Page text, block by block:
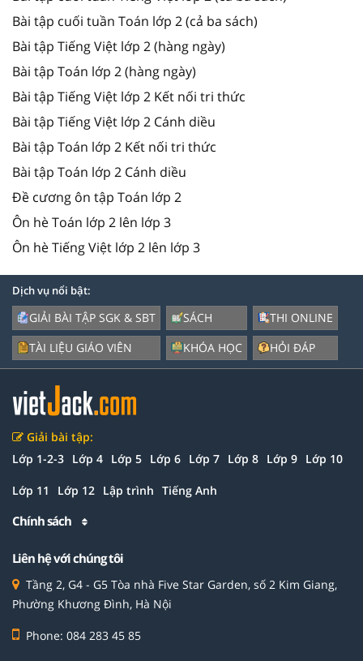
Bài tập cuối tuần Toán lớp 2 (cả ba sách)
Bài tập Tiếng Việt lớp 2 (hàng ngày)
Bài tập Toán lớp 2 (hàng ngày)
Bài tập Tiếng Việt lớp 2 Kết nối tri thức
Bài tập Tiếng Việt lớp 2 Cánh diều
Bài tập Toán lớp 2 Kết nối tri thức
Bài tập Toán lớp 2 Cánh diều
Đề cương ôn tập Toán lớp 2
Ôn hè Toán lớp 2 lên lớp 3
Ôn hè Tiếng Việt lớp 2 lên lớp 3
Dịch vụ nổi bật:
GIẢI BÀI TẬP SGK & SBT
TÀI LIỆU GIÁO VIÊN
SÁCH
KHÓA HỌC
THI ONLINE
HỎI ĐÁP
Giải bài tập:
Lớp 1-2-3 Lớp 4 Lớp 5 Lớp 6 Lớp 7 Lớp 8 Lớp 9 Lớp 10
Lớp 11 Lớp 12 Lập trình Tiếng Anh
Chính sách
Liên hệ với chúng tôi
Tầng 2, G4 - G5 Tòa nhà Five Star Garden, số 2 Kim Giang,
Phường Khương Đình, Hà Nội
Phone: 084 283 45 85